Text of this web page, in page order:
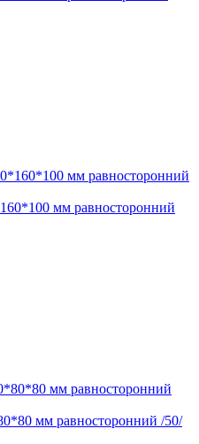
мм равносторонний
мм равносторонний /50/